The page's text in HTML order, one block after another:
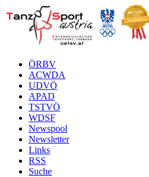
ÖRBV
ACWDA
UDVÖ
APAD
TSTVÖ
WDSF
Newspool
Newsletter
Links
RSS
Suche